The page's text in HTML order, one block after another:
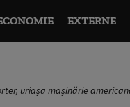
EXTERNE
uriașa mașinărie